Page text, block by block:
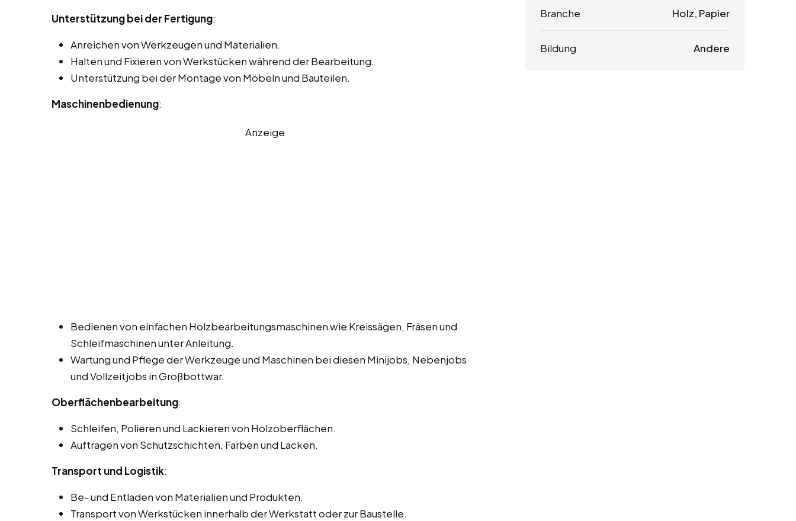
Unterstützung bei der Fertigung:
Anreichen von Werkzeugen und Materialien.
Halten und Fixieren von Werkstücken während der Bearbeitung.
Unterstützung bei der Montage von Möbeln und Bauteilen.
Maschinenbedienung:
Anzeige
Bedienen von einfachen Holzbearbeitungsmaschinen wie Kreissägen, Fräsen und
Schleifmaschinen unter Anleitung.
Wartung und Pflege der Werkzeuge und Maschinen bei diesen Minijobs, Nebenjobs
und Vollzeitjobs in Großbottwar.
Oberflächenbearbeitung:
Schleifen, Polieren und Lackieren von Holzoberflächen.
Auftragen von Schutzschichten, Farben und Lacken.
Transport und Logistik:
Be- und Entladen von Materialien und Produkten.
Transport von Werkstücken innerhalb der Werkstatt oder zur Baustelle.
Branche Holz, Papier
Bildung Andere